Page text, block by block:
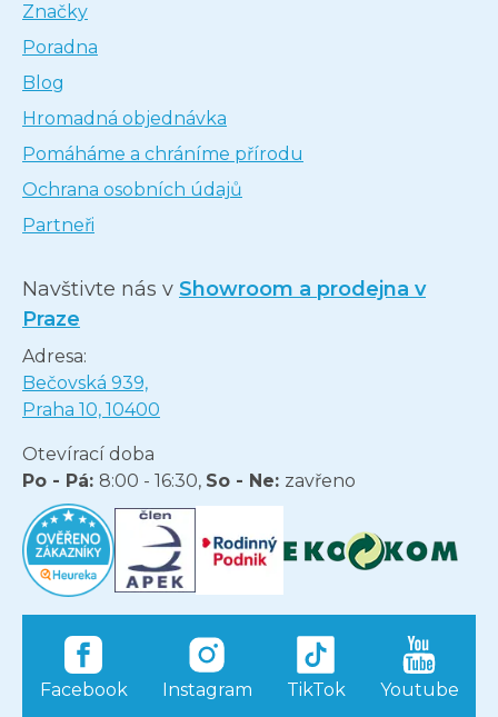
Značky
Poradna
Blog
Hromadná objednávka
Pomáháme a chráníme přírodu
Ochrana osobních údajů
Partneři
Navštivte nás v Showroom a prodejna v
Praze
Adresa:
Bečovská 939,
Praha 10, 10400
Otevírací doba
Po - Pá: 8:00 - 16:30, So - Ne: zavřeno
Facebook Instagram TikTok Youtube